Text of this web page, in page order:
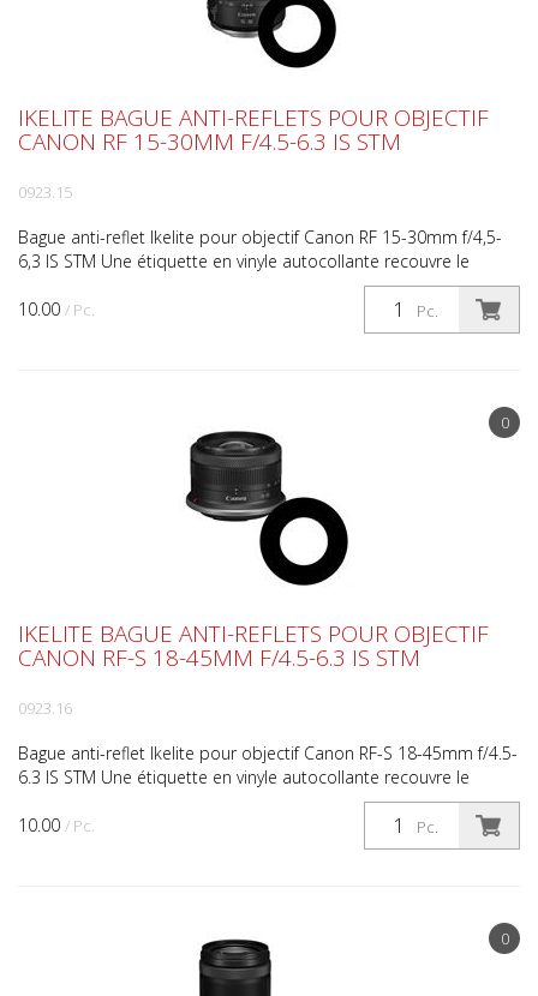
10.00 / Pc. Pc.
IKELITE BAGUE ANTI-REFLETS POUR OBJECTIF
CANON RF 15-30MM F/4.5-6.3 IS STM
0923.15
Bague anti-reflet Ikelite pour objectif Canon RF 15-30mm f/4,5-
6,3 IS STM Une étiquette en vinyle autocollante recouvre le
lettrage blanc et les détails de la bague à l'a...
0
10.00 / Pc. Pc.
IKELITE BAGUE ANTI-REFLETS POUR OBJECTIF
CANON RF-S 18-45MM F/4.5-6.3 IS STM
0923.16
Bague anti-reflet Ikelite pour objectif Canon RF-S 18-45mm f/4.5-
6.3 IS STM Une étiquette en vinyle autocollante recouvre le
0